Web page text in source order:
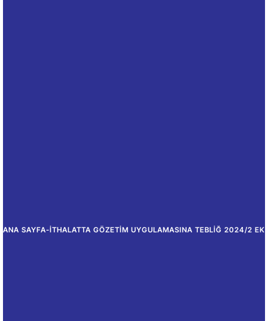
ANA SAYFA-İTHALATTA GÖZETIM UYGULAMASINA TEBLIĞ 2024/2 EK